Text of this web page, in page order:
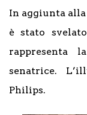
In aggiunta
è stato
rappresenta
senatrice.
Philips.